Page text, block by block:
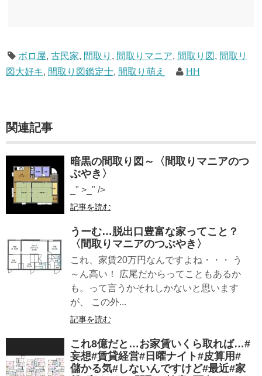
ボロ屋, 古民家, 間取り , 間取りマニア, 間取り図 , 間取リ
図大好キ, 間取り図鑑定士, 間取り萌え HH
関連記事
暗黒の間取り図～〈間取りマニアのつ
ぶやき〉
_" >_" />
記事を読む
うーむ…脱出口豊富な家ってこと？
〈間取りマニアのつぶやき〉
これ、家賃20万円なんですよね・・・ う
～ん高い！ 広尾だからってこともあるか
も。って言うかそれしかないと思います
が、 この外...
記事を読む
これ8億だと…お家賃いくら取れば…#
妄想#賃貸経営#日曜ナイト#皮算用#
儲かる気#しないんですけど#最近#家